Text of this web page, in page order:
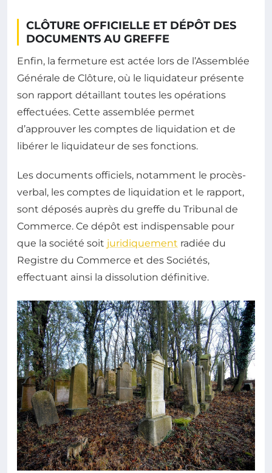
CLÔTURE OFFICIELLE ET DÉPÔT DES
DOCUMENTS AU GREFFE
Enfin, la fermeture est actée lors de l’Assemblée
Générale de Clôture, où le liquidateur présente
son rapport détaillant toutes les opérations
effectuées. Cette assemblée permet
d’approuver les comptes de liquidation et de
libérer le liquidateur de ses fonctions.
Les documents officiels, notamment le procès-
verbal, les comptes de liquidation et le rapport,
sont déposés auprès du greffe du Tribunal de
Commerce. Ce dépôt est indispensable pour
que la société soit juridiquement radiée du
Registre du Commerce et des Sociétés,
effectuant ainsi la dissolution définitive.